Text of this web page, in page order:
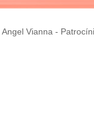
Angel Vianna -